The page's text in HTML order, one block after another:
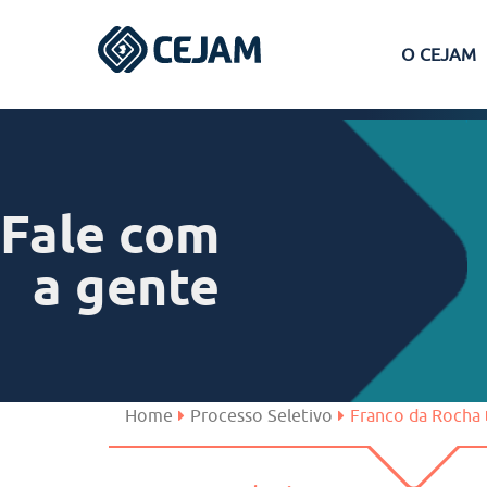
O CEJAM
Ferraz de Vasconcelos
São José dos Campos
Fale com
a gente
Home Processo Seletivo Franco da Rocha